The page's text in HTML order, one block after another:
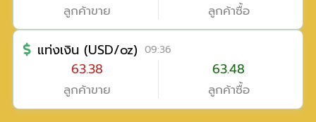
ลูกค้าขาย
ลูกค้าซื้อ
แท่งเงิน (USD/oz) 09:36
63.38
ลูกค้าขาย
63.48
ลูกค้าซื้อ